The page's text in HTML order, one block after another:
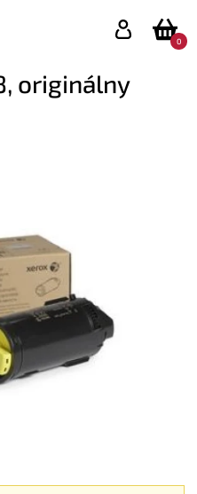
0
originálny